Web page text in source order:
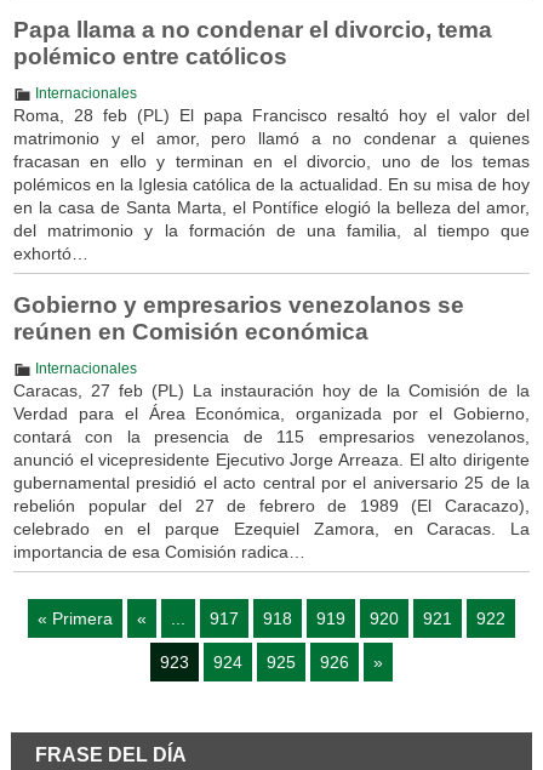
Papa llama a no condenar el divorcio, tema
polémico entre católicos
Internacionales
Roma, 28 feb (PL) El papa Francisco resaltó hoy el valor del
matrimonio y el amor, pero llamó a no condenar a quienes
fracasan en ello y terminan en el divorcio, uno de los temas
polémicos en la Iglesia católica de la actualidad. En su misa de hoy
en la casa de Santa Marta, el Pontífice elogió la belleza del amor,
del matrimonio y la formación de una familia, al tiempo que
exhortó…
Gobierno y empresarios venezolanos se
reúnen en Comisión económica
Internacionales
Caracas, 27 feb (PL) La instauración hoy de la Comisión de la
Verdad para el Área Económica, organizada por el Gobierno,
contará con la presencia de 115 empresarios venezolanos,
anunció el vicepresidente Ejecutivo Jorge Arreaza. El alto dirigente
gubernamental presidió el acto central por el aniversario 25 de la
rebelión popular del 27 de febrero de 1989 (El Caracazo),
celebrado en el parque Ezequiel Zamora, en Caracas. La
importancia de esa Comisión radica…
« Primera « 917 918 919 920 921 922
923 924 925 926 »
FRASE DEL DÍA